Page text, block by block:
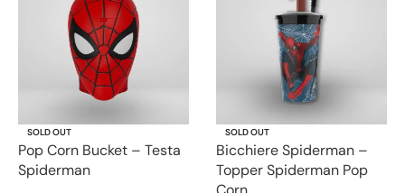
SOLD OUT
Pop Corn Bucket – Testa
Spiderman
SOLD OUT
Bicchiere Spiderman –
Topper Spiderman Pop